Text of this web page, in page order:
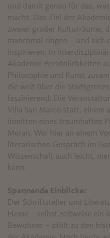
und damit genau für das,
macht. Das Ziel der
zweier großer Kulturräume,
manchmal ringen – und sich
inspirieren. In
Akademie Persönlichkeiten
Philosophie und Kunst
die weit über die
faszinierend: Die
Villa San Marco statt, einem
inmitten eines traumhaften
Meran. Wer hier an einem
literarischen Gespräch im
Wissenschaft auch leicht,
kann.
Spannende Einblicke:
Der Schriftsteller und
Hesse – selbst zeitweise ein
Bewohner – zählt zu den